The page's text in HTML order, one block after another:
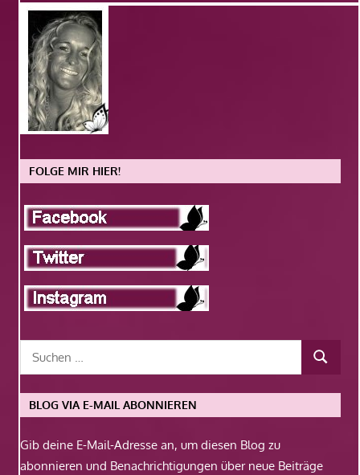
FOLGE MIR HIER!
BLOG VIA E-MAIL ABONNIEREN
Gib deine E-Mail-Adresse an, um diesen Blog zu
abonnieren und Benachrichtigungen über neue Beiträge